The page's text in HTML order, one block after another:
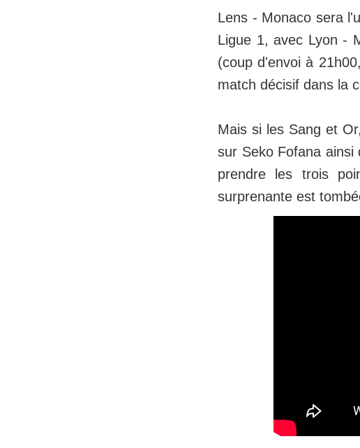
Lens - Monaco sera
Ligue 1, avec Lyon -
(coup d'envoi à
match décisif dans la
Mais si les Sang et
sur Seko Fofana
prendre les trois
surprenante est